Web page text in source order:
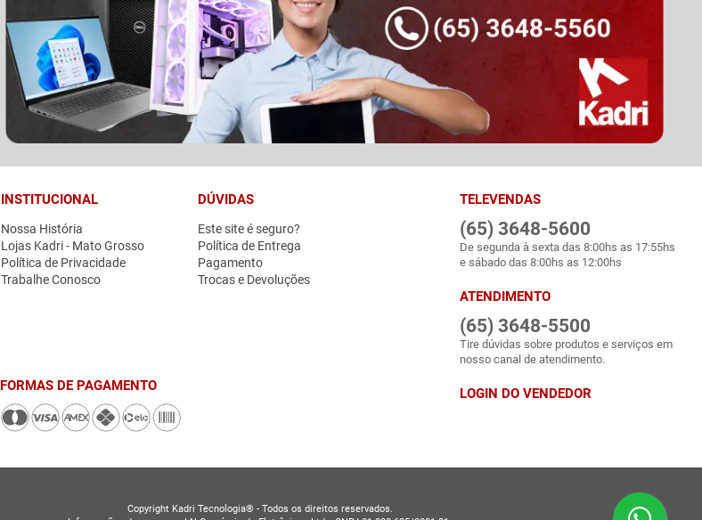
INSTITUCIONAL
Nossa História
Lojas Kadri - Mato Grosso
Política de Privacidade
Trabalhe Conosco
DÚVIDAS
Este site é seguro?
Política de Entrega
Pagamento
Trocas e Devoluções
TELEVENDAS
(65) 3648-5600
De segunda à sexta das 8:00hs as 17:55hs
e sábado das 8:00hs as 12:00hs
ATENDIMENTO
(65) 3648-5500
Tire dúvidas sobre produtos e serviços em
nosso canal de atendimento.
LOGIN DO VENDEDOR
FORMAS DE PAGAMENTO
Copyright Kadri Tecnologia® - Todos os direitos reservados.